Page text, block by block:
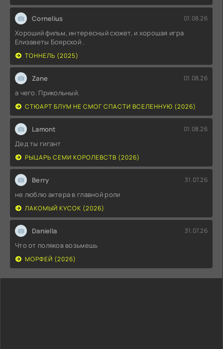
Cornelius 01.08.26
Хороший фильм, интересный сюжет, и хорошая игра
Елизаветы Боярской .
ТОННЕЛЬ (2025)
Zane 01.08.26
а чего. Прикольный.
СТЮАРТ БЛУМ НЕ СМОГ СПАСТИ ВСЕЛЕННУЮ (2026)
Lamont 01.08.26
Дед ты гигант
РЫЦАРЬ СЕМИ КОРОЛЕВСТВ (2026)
Berry 31.07.26
не люблю актера в главной роли
ЛАКОМЫЙ КУСОК (2026)
Daniella 31.07.26
Что от поляков возьмешь
МОРФЕЙ (2026)